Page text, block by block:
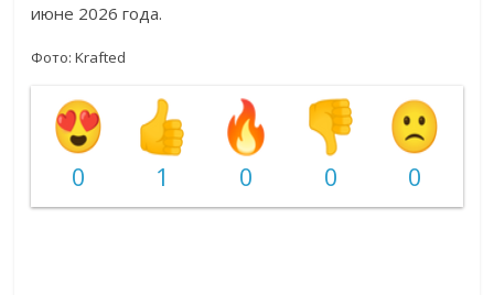
июне 2026 года.
Фото:Krafted
0 1 0 0 0